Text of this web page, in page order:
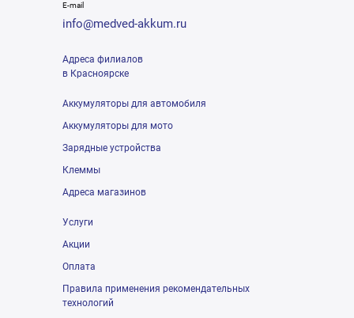
E-mail
info@medved-akkum.ru
Адреса филиалов
в Красноярске
Аккумуляторы для автомобиля
Аккумуляторы для мото
Зарядные устройства
Клеммы
Адреса магазинов
Услуги
Акции
Оплата
Правила применения рекомендательных
технологий